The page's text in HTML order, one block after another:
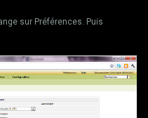
sur Préférences. Puis